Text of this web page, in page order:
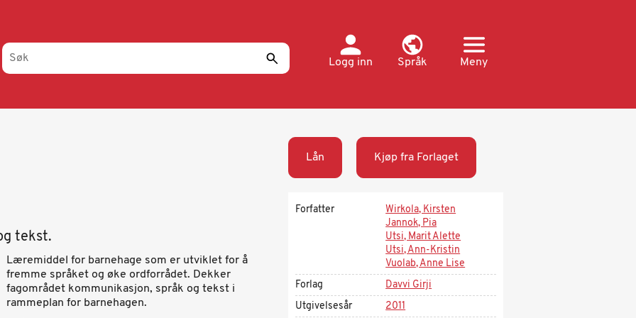
Logg inn
Språk Meny
tekst.
Læremiddel for barnehage som er utviklet for å
fremme språket og øke ordforrådet. Dekker
fagområdet kommunikasjon, språk og tekst i
rammeplan for barnehagen.
Lån Kjøp fra Forlaget
Forfatter
Wirkola, Kirsten
Jannok, Pia
Utsi, Marit Alette
Utsi, Ann-Kristin
Vuolab, Anne Lise
Forlag
Davvi Girji
Utgivelsesår
2011